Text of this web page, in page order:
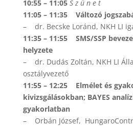
10:55 – 11:05 S z ü n e t
11:05 – 11:35 Változó
– dr. Becske Loránd, NKH LI
11:35 – 11:55 SMS/SSP
helyzete
– dr. Dudás Zoltán, NKH LI
osztályvezető
11:55 – 12:25 Elmélet és
kivizsgálásokban; BAYES
gyakorlatban
– Orbán József,